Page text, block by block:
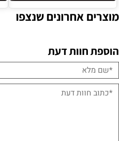
מוצרים אחרונים שנצפו
הוספת חוות דעת